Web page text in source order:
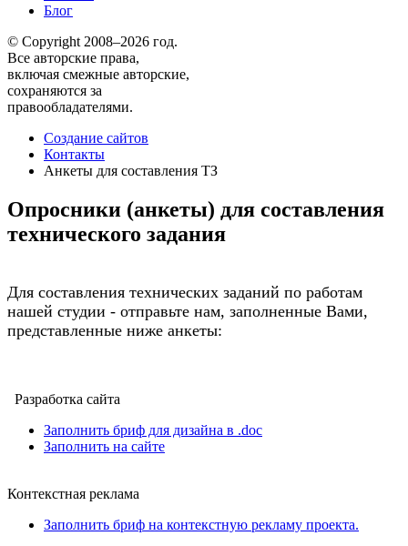
Блог
© Copyright 2008–2026 год.
Все авторские права,
включая смежные авторские,
сохраняются за
правообладателями.
Создание сайтов
Контакты
Анкеты для составления ТЗ
Опросники (анкеты) для составления
технического задания
Для составления технических заданий по работам
нашей студии - отправьте нам, заполненные Вами,
представленные ниже анкеты:
Разработка сайта
Заполнить бриф для дизайна в .doc
Заполнить на сайте
Контекстная реклама
Заполнить бриф на контекстную рекламу проекта.